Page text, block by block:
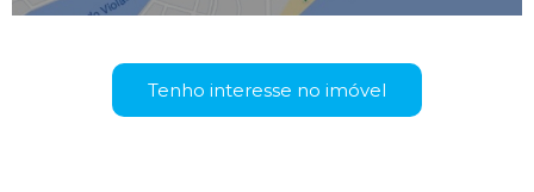
Tenho interesse no imóvel